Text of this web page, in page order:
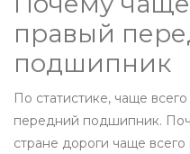
правый
подшипник
По статистике, чаще
передний подшипник.
стране дороги чаще